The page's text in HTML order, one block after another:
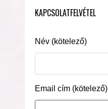
KAPCSOLATFELVÉTEL
Név (kötelező)
Email cím (kötelező)